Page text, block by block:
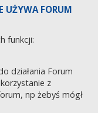
UŻYWA FORUM
funkcji:
działania Forum
z
np żebyś mógł